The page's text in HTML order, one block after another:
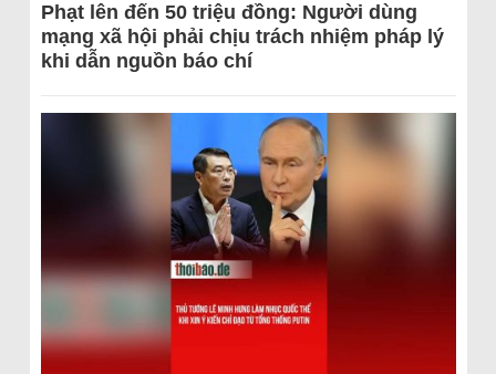
Phạt lên đến 50 triệu đồng: Người dùng
mạng xã hội phải chịu trách nhiệm pháp lý
khi dẫn nguồn báo chí